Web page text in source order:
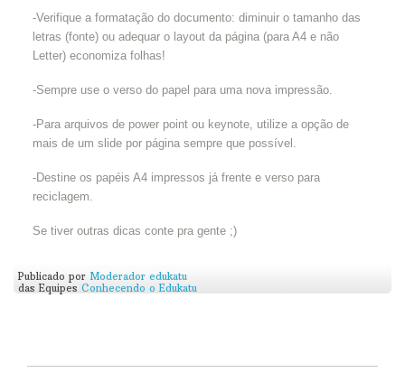
-Verifique a formatação do documento: diminuir o tamanho das
letras (fonte) ou adequar o layout da página (para A4 e não
Letter) economiza folhas!
-Sempre use o verso do papel para uma nova impressão.
-Para arquivos de power point ou keynote, utilize a opção de
mais de um slide por página sempre que possível.
-Destine os papéis A4 impressos já frente e verso para
reciclagem.
Se tiver outras dicas conte pra gente ;)
Publicado por Moderador edukatu
das Equipes Conhecendo o Edukatu